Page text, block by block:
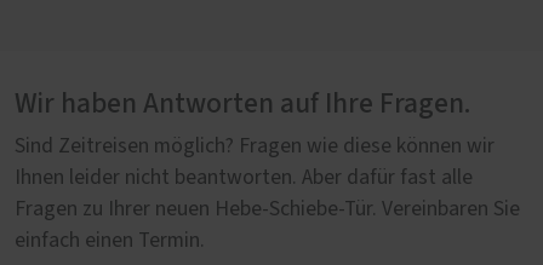
Wir haben Antworten auf Ihre Fragen.
Sind Zeitreisen möglich? Fragen wie diese können wir
Ihnen leider nicht beantworten. Aber dafür fast alle
Fragen zu Ihrer neuen Hebe-Schiebe-Tür. Vereinbaren Sie
einfach einen Termin.